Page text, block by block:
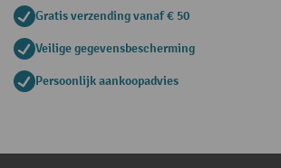
Gratis verzending vanaf € 50
Veilige gegevensbescherming
Persoonlijk aankoopadvies